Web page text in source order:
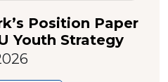
Position Paper
Youth Strategy